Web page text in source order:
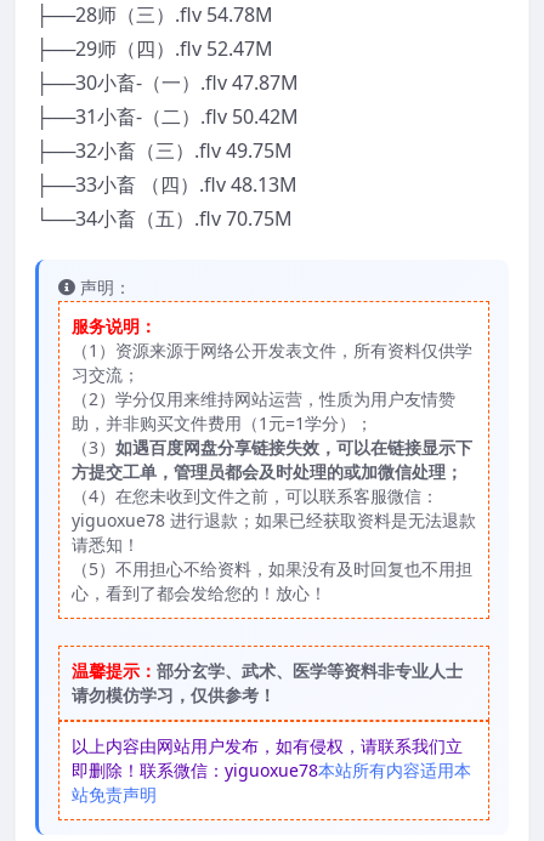
├──28师（三）.flv 54.78M
├──29师（四）.flv 52.47M
├──30小畜-（一）.flv 47.87M
├──31小畜-（二）.flv 50.42M
├──32小畜（三）.flv 49.75M
├──33小畜 （四）.flv 48.13M
└──34小畜（五）.flv 70.75M
声明：
服务说明：
（1）资源来源于网络公开发表文件，所有资料仅供学
习交流；
（2）学分仅用来维持网站运营，性质为用户友情赞
助，并非购买文件费用（1元=1学分）；
（3） 如遇百度网盘分享链接失效，可以在链接显示下
方提交工单，管理员都会及时处理的或加微信处理；
（4）在您未收到文件之前，可以联系客服微信：
yiguoxue78 进行退款；如果已经获取资料是无法退款
请悉知！
（5）不用担心不给资料，如果没有及时回复也不用担
心，看到了都会发给您的！放心！
温馨提示： 部分玄学、武术、医学等资料非专业人士
请勿模仿学习，仅供参考！
以上内容由网站用户发布，如有侵权，请联系我们立
即删除！联系微信：yiguoxue78本站所有内容适用本
站免责声明